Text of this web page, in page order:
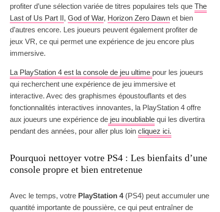
profiter d’une sélection variée de titres populaires tels que The
Last of Us Part II, God of War, Horizon Zero Dawn et bien
d’autres encore. Les joueurs peuvent également profiter de
jeux VR, ce qui permet une expérience de jeu encore plus
immersive.
La PlayStation 4 est la console de jeu ultime pour les joueurs
qui recherchent une expérience de jeu immersive et
interactive. Avec des graphismes époustouflants et des
fonctionnalités interactives innovantes, la PlayStation 4 offre
aux joueurs une expérience de jeu inoubliable qui les divertira
pendant des années, pour aller plus loin cliquez ici.
Pourquoi nettoyer votre PS4 : Les bienfaits d’une
console propre et bien entretenue
Avec le temps, votre PlayStation 4(PS4) peut accumuler une
quantité importante de poussière, ce qui peut entraîner de